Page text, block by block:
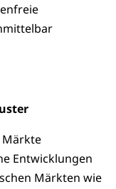
Märkte
Entwicklungen
Märkten wie